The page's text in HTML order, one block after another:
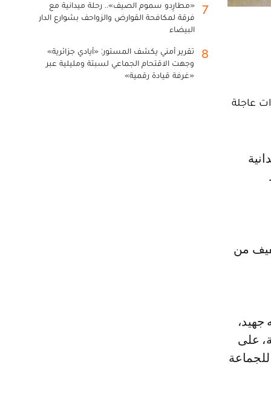
لاتخاذ إجراءات عاجلة
من
جهيد،
على
7
«مطارِدو سموم الصيف».. رحلة ميدانية مع
فرقة لمكافحة القوارض والزواحف بشوارع الدار
البيضاء
8
تقرير أمني يكشف المستور: «أيادي جزائرية»
وجهت الاقتحام الجماعي لسبتة ومليلية عبر
«غرفة قيادة رقمية»